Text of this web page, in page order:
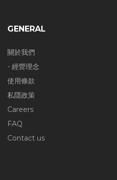
GENERAL
關於我們
- 經營理念
使用條款
私隱政策
Careers
FAQ
Contact us